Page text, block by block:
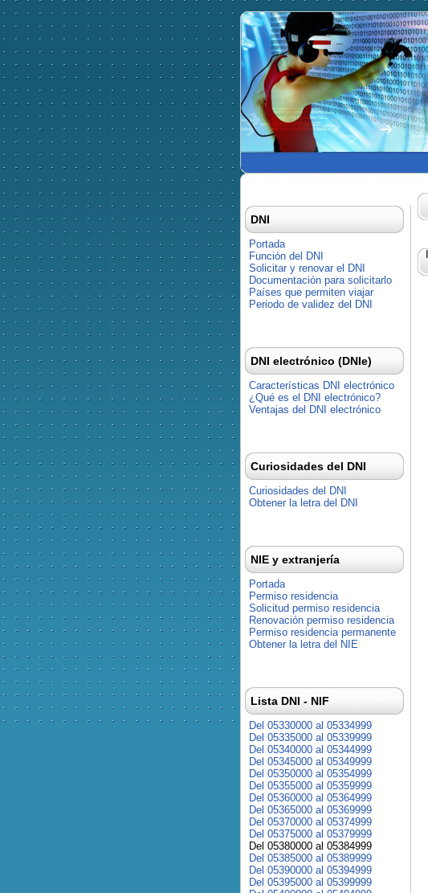
DNI
Portada
Función del DNI
Solicitar y renovar el DNI
Documentación para solicitarlo
Países que permiten viajar
Periodo de validez del DNI
DNI electrónico (DNIe)
Características DNI electrónico
¿Qué es el DNI electrónico?
Ventajas del DNI electrónico
Curiosidades del DNI
Curiosidades del DNI
Obtener la letra del DNI
NIE y extranjería
Portada
Permiso residencia
Solicitud permiso residencia
Renovación permiso residencia
Permiso residencia permanente
Obtener la letra del NIE
Lista DNI - NIF
Del 05330000 al 05334999
Del 05335000 al 05339999
Del 05340000 al 05344999
Del 05345000 al 05349999
Del 05350000 al 05354999
Del 05355000 al 05359999
Del 05360000 al 05364999
Del 05365000 al 05369999
Del 05370000 al 05374999
Del 05375000 al 05379999
Del 05380000 al 05384999
Del 05385000 al 05389999
Del 05390000 al 05394999
Del 05395000 al 05399999